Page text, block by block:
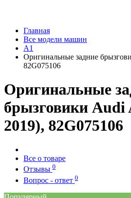
Главная
Все модели машин
A1
Оригинальные задние
82G075106
Оригинальные
брызговики Audi
2019), 82G075106
Все о товаре
Отзывы 0
Вопрос - ответ 0